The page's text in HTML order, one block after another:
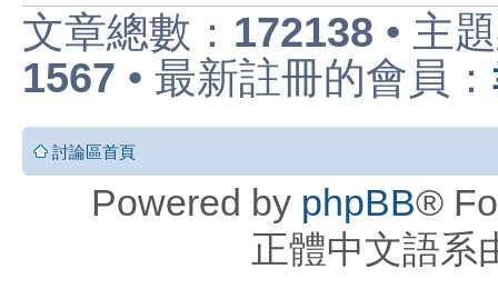
文章總數： 172138 • 主
1567 • 最新註冊的會員：
討論區首頁
Powered by phpBB®
正體中文語系